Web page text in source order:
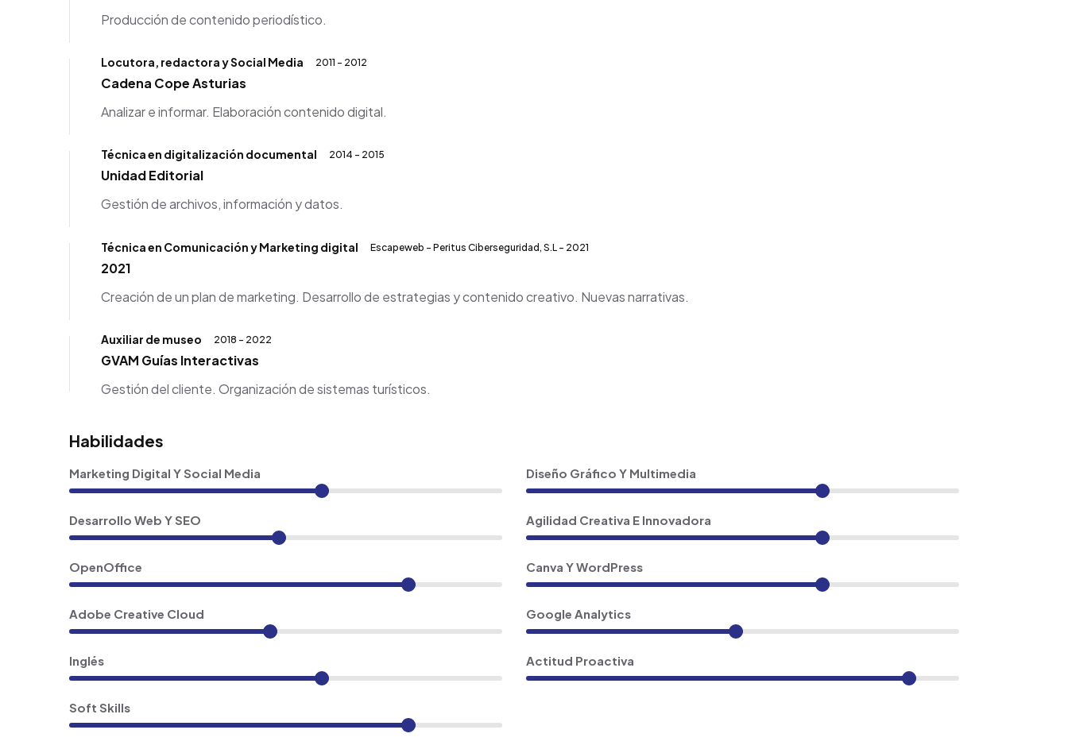
Producción de contenido periodístico.
Locutora, redactora y Social Media 2011 - 2012
Cadena Cope Asturias
Analizar e informar. Elaboración contenido digital.
Técnica en digitalización documental 2014 - 2015
Unidad Editorial
Gestión de archivos, información y datos.
Técnica en Comunicación y Marketing digital Escapeweb - Peritus Ciberseguridad, S.L - 2021
2021
Creación de un plan de marketing. Desarrollo de estrategias y contenido creativo. Nuevas narrativas.
Auxiliar de museo 2018 - 2022
GVAM Guías Interactivas
Gestión del cliente. Organización de sistemas turísticos.
Habilidades
Marketing Digital Y Social Media Diseño Gráfico Y Multimedia
Desarrollo Web Y SEO Agilidad Creativa E Innovadora
OpenOffice Canva Y WordPress
Adobe Creative Cloud Google Analytics
Inglés Actitud Proactiva
Soft Skills